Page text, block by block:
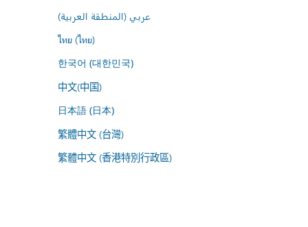
عربي (المنطقة العربية)
ไทย (ไทย)
한국어 (대한민국)
中文(中国)
日本語 (日本)
繁體中文 (台灣)
繁體中文 (香港特別行政區)